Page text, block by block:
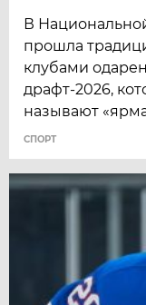
В
прошла
клубами
драфт-2026,
называют
СПОРТ